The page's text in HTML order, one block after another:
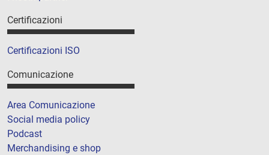
Certificazioni
Certificazioni ISO
Comunicazione
Area Comunicazione
Social media policy
Podcast
Merchandising e shop